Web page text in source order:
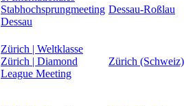
Stabhochsprungmeeting
Dessau
Dessau-Roßlau
Zürich | Weltklasse
Zürich | Diamond
League Meeting
Zürich (Schweiz)